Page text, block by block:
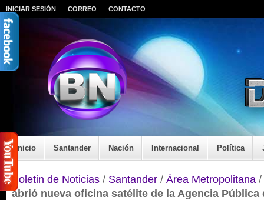
INICIAR SESIÓN CORREO CONTACTO
Inicio Santander Nación Internacional Política
Boletin de Noticias / Santander / Área Metropolitana /
abrió nueva oficina satélite de la Agencia Pública